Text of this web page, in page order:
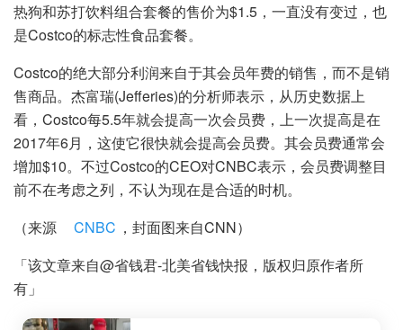
热狗和苏打饮料组合套餐的售价为$1.5，一直没有变过，也
是Costco的标志性食品套餐。
Costco的绝大部分利润来自于其会员年费的销售，而不是销
售商品。杰富瑞(Jefferies)的分析师表示，从历史数据上
看，Costco每5.5年就会提高一次会员费，上一次提高是在
2017年6月，这使它很快就会提高会员费。其会员费通常会
增加$10。不过Costco的CEO对CNBC表示，会员费调整目
前不在考虑之列，不认为现在是合适的时机。
（来源
CNBC ，封面图来自CNN）
「该文章来自@省钱君-北美省钱快报，版权归原作者所
有」